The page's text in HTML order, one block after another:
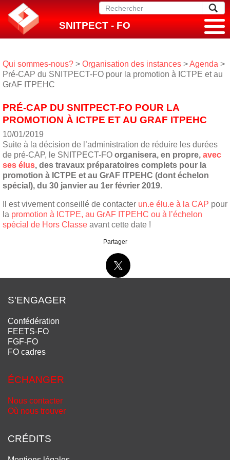
SNITPECT - FO
Qui sommes-nous? > Organisation des instances >Agenda >
Pré-CAP du SNITPECT-FO pour la promotion à ICTPE et au
GrAF ITPEHC
PRÉ-CAP DU SNITPECT-FO POUR LA
PROMOTION À ICTPE ET AU GRAF ITPEHC
10/01/2019
Suite à la décision de l’administration de réduire les durées
de pré-CAP, le SNITPECT-FO organisera, en propre, avec
ses élus, des travaux préparatoires complets pour la
promotion à ICTPE et au GrAF ITPEHC (dont échelon
spécial), du 30 janvier au 1er février 2019.
Il est vivement conseillé de contacter un.e élu.e à la CAP pour
la promotion à ICTPE, au GrAF ITPEHC ou à l’échelon
spécial de Hors Classe avant cette date !
Partager
S'ENGAGER
Confédération
FEETS-FO
FGF-FO
FO cadres
ÉCHANGER
Nous contacter
Où nous trouver
CRÉDITS